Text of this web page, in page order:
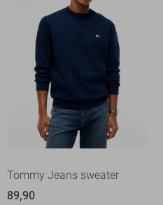
Tommy Jeans sweater
89,90